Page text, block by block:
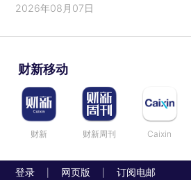
2026年08月07日
财新移动
财新 财新周刊 Caixin
登录 网页版 订阅电邮